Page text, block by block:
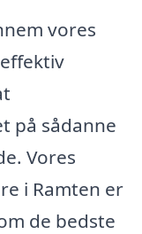
vores
på sådanne
Vores
i Ramten er
de bedste